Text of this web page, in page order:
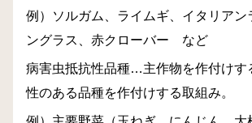
例）ソルガム、ライムギ、イタリアン
ングラス、赤クローバー など
病害虫抵抗性品種…主作物を作付けす
性のある品種を作付けする取組み。